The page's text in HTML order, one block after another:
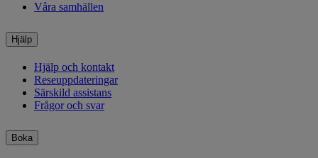
Våra samhällen
Hjälp
Hjälp och kontakt
Reseuppdateringar
Särskild assistans
Frågor och svar
Boka